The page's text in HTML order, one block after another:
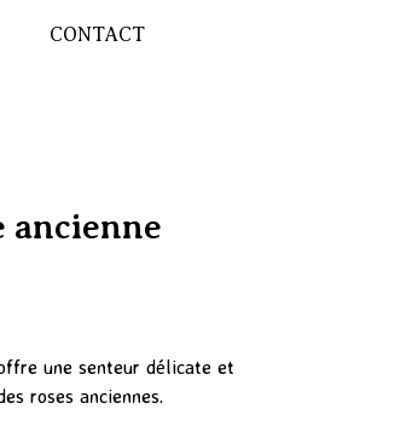
CONTACT
ancienne
une senteur délicate et
roses anciennes.